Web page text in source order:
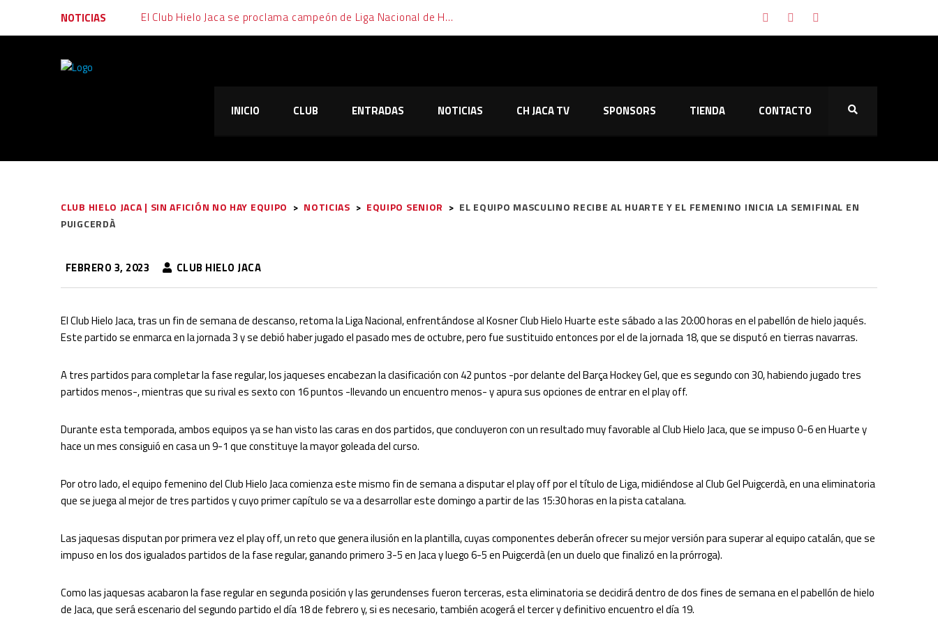
NOTICIAS El Club Hielo Jaca se proclama campeón de Liga Nacional de Hockey Hielo
INICIO CLUB ENTRADAS NOTICIAS CH JACA TV SPONSORS TIENDA CONTACTO
CLUB HIELO JACA | SIN AFICIÓN NO HAY EQUIPO > NOTICIAS > EQUIPO SENIOR > EL EQUIPO MASCULINO RECIBE AL HUARTE Y EL FEMENINO INICIA LA SEMIFINAL EN
PUIGCERDÀ
FEBRERO 3, 2023 CLUB HIELO JACA
El Club Hielo Jaca, tras un fin de semana de descanso, retoma la Liga Nacional, enfrentándose al Kosner Club Hielo Huarte este sábado a las 20:00 horas en el pabellón de hielo jaqués.
Este partido se enmarca en la jornada 3 y se debió haber jugado el pasado mes de octubre, pero fue sustituido entonces por el de la jornada 18, que se disputó en tierras navarras.
A tres partidos para completar la fase regular, los jaqueses encabezan la clasificación con 42 puntos -por delante del Barça Hockey Gel, que es segundo con 30, habiendo jugado tres
partidos menos-, mientras que su rival es sexto con 16 puntos -llevando un encuentro menos- y apura sus opciones de entrar en el play off.
Durante esta temporada, ambos equipos ya se han visto las caras en dos partidos, que concluyeron con un resultado muy favorable al Club Hielo Jaca, que se impuso 0-6 en Huarte y
hace un mes consiguió en casa un 9-1 que constituye la mayor goleada del curso.
Por otro lado, el equipo femenino del Club Hielo Jaca comienza este mismo fin de semana a disputar el play off por el título de Liga, midiéndose al Club Gel Puigcerdà, en una eliminatoria
que se juega al mejor de tres partidos y cuyo primer capítulo se va a desarrollar este domingo a partir de las 15:30 horas en la pista catalana.
Las jaquesas disputan por primera vez el play off, un reto que genera ilusión en la plantilla, cuyas componentes deberán ofrecer su mejor versión para superar al equipo catalán, que se
impuso en los dos igualados partidos de la fase regular, ganando primero 3-5 en Jaca y luego 6-5 en Puigcerdà (en un duelo que finalizó en la prórroga).
Como las jaquesas acabaron la fase regular en segunda posición y las gerundenses fueron terceras, esta eliminatoria se decidirá dentro de dos fines de semana en el pabellón de hielo
de Jaca, que será escenario del segundo partido el día 18 de febrero y, si es necesario, también acogerá el tercer y definitivo encuentro el día 19.